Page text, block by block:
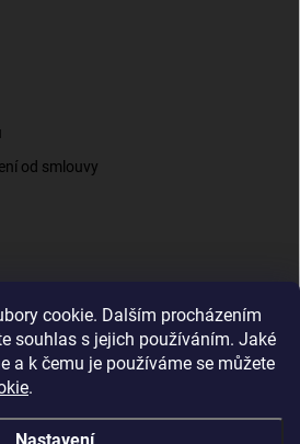
cookie. Dalším procházením
souhlas s jejich používáním. Jaké
a k čemu je používáme se můžete
.
od smlouvy
kterým věříte už od roku 2016